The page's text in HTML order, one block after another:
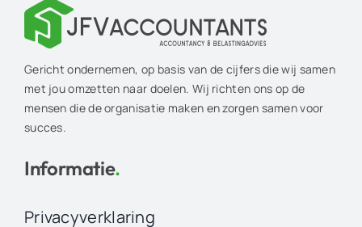
Gericht ondernemen, op basis van de cijfers die wij samen
met jou omzetten naar doelen. Wij richten ons op de
mensen die de organisatie maken en zorgen samen voor
succes.
Informatie.
Privacyverklaring